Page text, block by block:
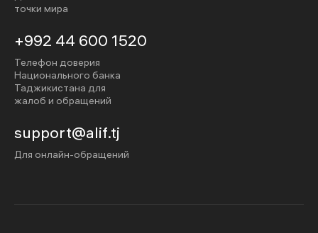
точки мира
+992 44 600 1520
Телефон доверия
Национального банка
Таджикистана для
жалоб и обращений
support@alif.tj
Для онлайн-обращений